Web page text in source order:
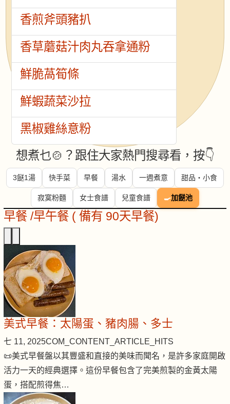
香煎斧頭豬扒
香草蘑菇汁肉丸吞拿通粉
鮮脆萵筍條
鮮蝦蔬菜沙拉
黑椒雞絲意粉
想煮乜🍲？跟住大家熱門搜尋看，按👇
3餸1湯 快手菜 早餐 湯水 一週煮意 甜品・小食
寂寞粉麵 女士食譜 兒童食譜 🍳加餸池
早餐 /早午餐 ( 備有 90天早餐)
美式早餐：太陽蛋、豬肉腸、多士
七 11, 2025COM_CONTENT_ARTICLE_HITS
📜美式早餐盤以其豐盛和直接的美味而聞名，是許多家庭開啟
活力一天的經典選擇。這份早餐包含了完美煎製的金黃太陽
蛋，搭配煎得焦…